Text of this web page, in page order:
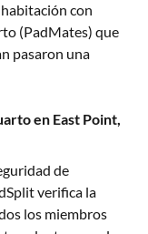
con
(PadMates) que
pasaron una
en East Point,
de
verifica la
los miembros